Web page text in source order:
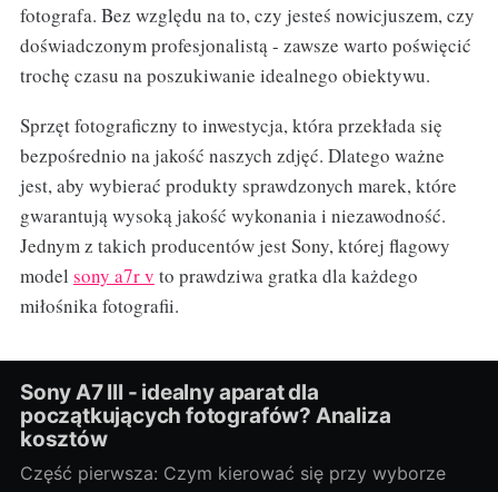
fotografa. Bez względu na to, czy jesteś nowicjuszem, czy
doświadczonym profesjonalistą - zawsze warto poświęcić
trochę czasu na poszukiwanie idealnego obiektywu.
Sprzęt fotograficzny to inwestycja, która przekłada się
bezpośrednio na jakość naszych zdjęć. Dlatego ważne
jest, aby wybierać produkty sprawdzonych marek, które
gwarantują wysoką jakość wykonania i niezawodność.
Jednym z takich producentów jest Sony, której flagowy
model sony a7r v to prawdziwa gratka dla każdego
miłośnika fotografii.
Sony A7 III - idealny aparat dla
początkujących fotografów? Analiza
kosztów
Część pierwsza: Czym kierować się przy wyborze